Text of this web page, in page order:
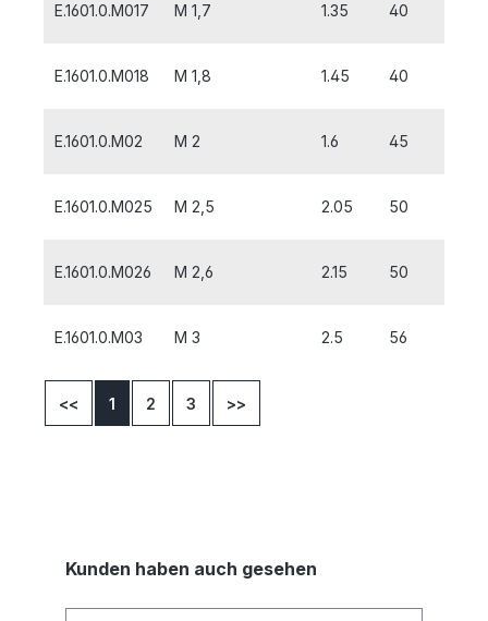
E.1601.0.M017 M 1,7 1.35 40
E.1601.0.M018 M 1,8 1.45 40
E.1601.0.M02 M 2 1.6 45
E.1601.0.M025 M 2,5 2.05 50
E.1601.0.M026 M 2,6 2.15 50
E.1601.0.M03 M 3 2.5 56
<< 1 2 3 >>
Kunden haben auch gesehen